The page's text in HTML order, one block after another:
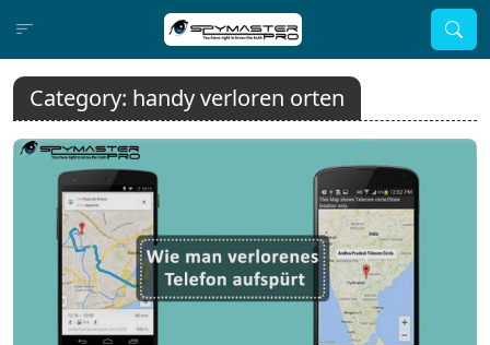
Category: handy verloren orten